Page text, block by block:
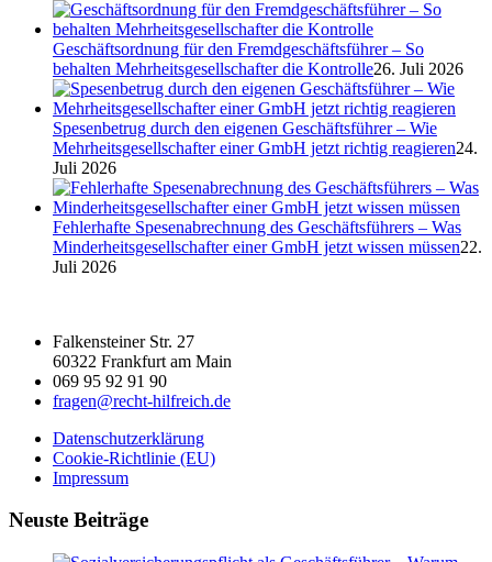
Geschäftsordnung für den Fremdgeschäftsführer – So
behalten Mehrheitsgesellschafter die Kontrolle26. Juli 2026
Spesenbetrug durch den eigenen Geschäftsführer – Wie
Mehrheitsgesellschafter einer GmbH jetzt richtig reagieren24.
Juli 2026
Fehlerhafte Spesenabrechnung des Geschäftsführers – Was
Minderheitsgesellschafter einer GmbH jetzt wissen müssen22.
Juli 2026
Falkensteiner Str. 27
60322 Frankfurt am Main
069 95 92 91 90
fragen@recht-hilfreich.de
Datenschutzerklärung
Cookie-Richtlinie (EU)
Impressum
Neuste Beiträge